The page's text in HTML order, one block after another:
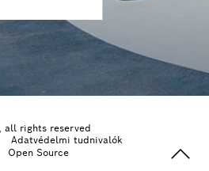
all rights reserved
Adatvédelmi tudnivalók
Open Source